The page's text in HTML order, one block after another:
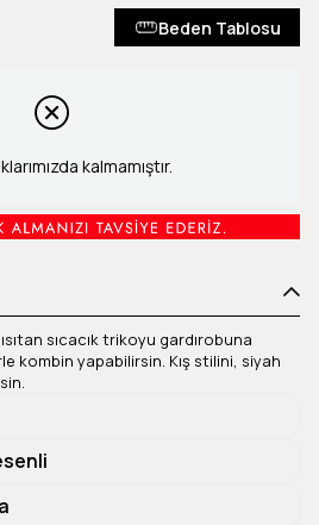
Beden Tablosu
kalmamıştır.
sıcacık trikoyu gardırobuna
kombin yapabilirsin. Kış stilini, siyah